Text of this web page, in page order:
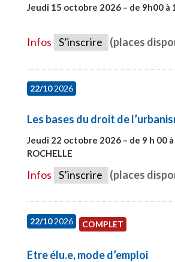
Jeudi 15 octobre 2026 – de 9h00 à
Infos S’inscrire (places
22/102026
Les bases du droit de
Jeudi 22 octobre 2026 – de 9 h 00 à
ROCHELLE
Infos S’inscrire (places
22/102026 COMPLET
Etre élu.e, mode d’emploi